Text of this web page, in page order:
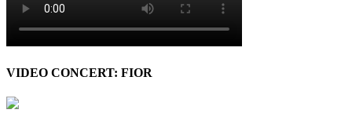
VIDEO CONCERT: FIOR